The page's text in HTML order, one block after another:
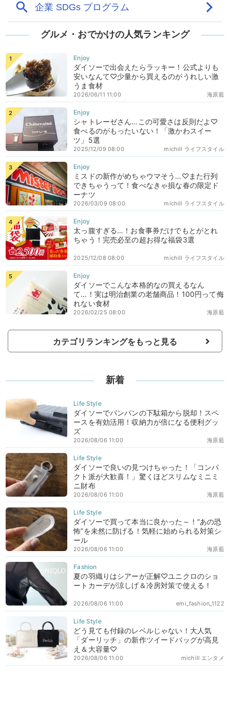
グルメ・おでかけの人気ランキング
ダイソーで出会えたらラッキー！公式よりも
安いなんて♡少量から買えるのがうれしい激
うま食材
海原藍
2026/06/11 11:00
シャトレーゼさん…この可愛さは反則だよ♡
食べるのがもったいない！「激かわスイー
ツ」5選
michill ライフスタイル
2025/12/09 08:00
ミスドの新作がめちゃウマそう…♡また行列
できちゃうって！食べなきゃ損な春の限定ド
ーナツ
michill ライフスタイル
2026/03/09 08:00
太っ腹すぎる…！お食事券だけでもとがとれ
ちゃう！完売必至の超お得な福袋3選
michill ライフスタイル
2025/12/08 08:00
ダイソーでこんな本格的なの買えるなん
て…！実は明治創業の老舗商品！100円って侮
れない食材
海原藍
2026/02/25 08:00
カテゴリランキングをもっと見る
新着
ダイソーでパンパンの下駄箱から脱却！スペ
ースを有効活用！収納力が倍になる便利グッ
ズ
海原藍
2026/08/06 11:00
ダイソーで良いの見つけちゃった！「コンパ
クト派が大歓喜！」驚くほどスリムなミニミ
ニ財布
海原藍
2026/08/06 11:00
ダイソーで買って本当に良かった～！“あの恐
怖”を未然に防げる！気軽に始められる対策シ
ール
海原藍
2026/08/06 11:00
夏の羽織りはシアーが正解♡ユニクロのショ
ートカーデが涼しげ＆冷房対策で使える！
emi_fashion_1122
2026/08/06 11:00
どう見ても付録のレベルじゃない！大人気
「ダーリッチ」の新作ツイードバッグが高見
え＆大容量♡
michill エンタメ
2026/08/06 11:00